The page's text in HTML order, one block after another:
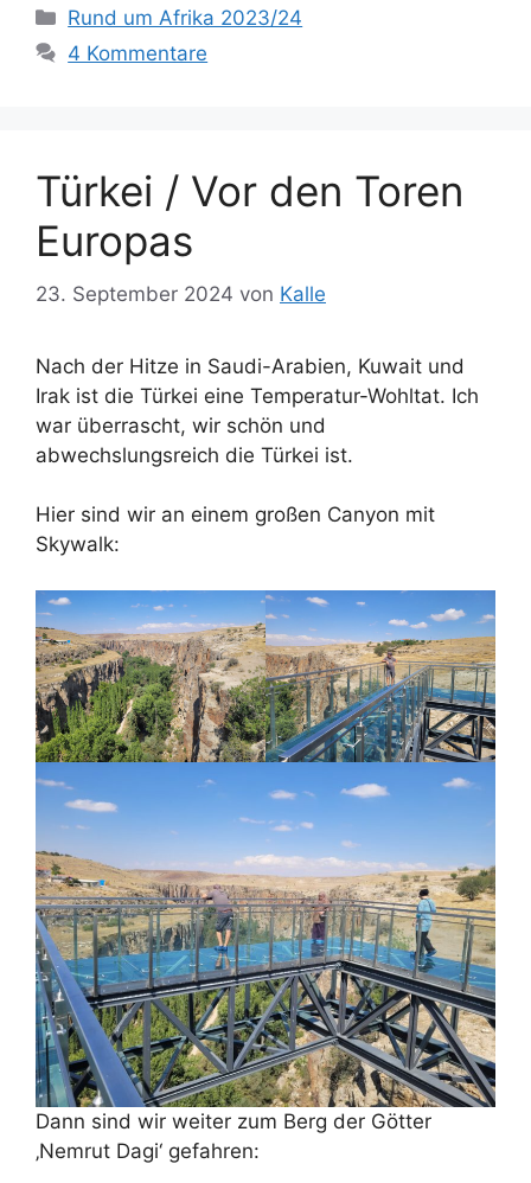
Kategorien
Rund um Afrika 2023/24
4 Kommentare
Türkei / Vor den Toren
Europas
23. September 2024 von Kalle
Nach der Hitze in Saudi-Arabien, Kuwait und
Irak ist die Türkei eine Temperatur-Wohltat. Ich
war überrascht, wir schön und
abwechslungsreich die Türkei ist.
Hier sind wir an einem großen Canyon mit
Skywalk:
Dann sind wir weiter zum Berg der Götter
‚Nemrut Dagi‘ gefahren: